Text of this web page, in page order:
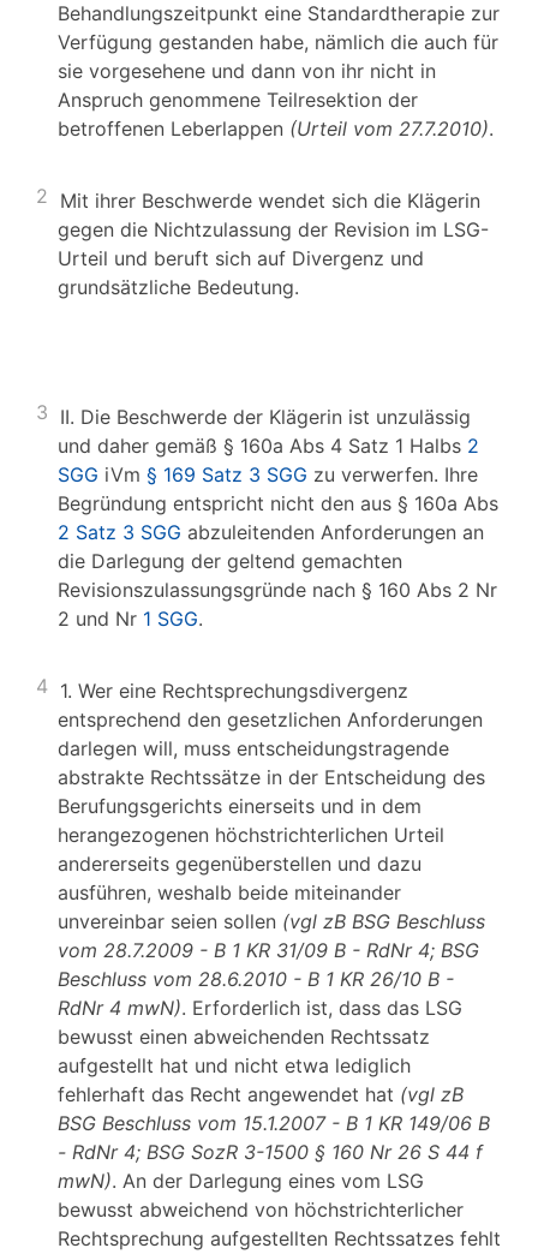
Behandlungszeitpunkt eine Standardtherapie zur
Verfügung gestanden habe, nämlich die auch für
sie vorgesehene und dann von ihr nicht in
Anspruch genommene Teilresektion der
betroffenen Leberlappen (Urteil vom 27.7.2010).
2 Mit ihrer Beschwerde wendet sich die Klägerin
gegen die Nichtzulassung der Revision im LSG-
Urteil und beruft sich auf Divergenz und
grundsätzliche Bedeutung.
3 II. Die Beschwerde der Klägerin ist unzulässig
und daher gemäß § 160a Abs 4 Satz 1 Halbs 2
SGG iVm § 169 Satz 3 SGG zu verwerfen. Ihre
Begründung entspricht nicht den aus § 160a Abs
2 Satz 3 SGG abzuleitenden Anforderungen an
die Darlegung der geltend gemachten
Revisionszulassungsgründe nach § 160 Abs 2 Nr
2 und Nr 1 SGG.
4 1. Wer eine Rechtsprechungsdivergenz
entsprechend den gesetzlichen Anforderungen
darlegen will, muss entscheidungstragende
abstrakte Rechtssätze in der Entscheidung des
Berufungsgerichts einerseits und in dem
herangezogenen höchstrichterlichen Urteil
andererseits gegenüberstellen und dazu
ausführen, weshalb beide miteinander
unvereinbar seien sollen (vgl zB BSG Beschluss
vom 28.7.2009 - B 1 KR 31/09 B - RdNr 4; BSG
Beschluss vom 28.6.2010 - B 1 KR 26/10 B -
RdNr 4 mwN). Erforderlich ist, dass das LSG
bewusst einen abweichenden Rechtssatz
aufgestellt hat und nicht etwa lediglich
fehlerhaft das Recht angewendet hat (vgl zB
BSG Beschluss vom 15.1.2007 - B 1 KR 149/06 B
- RdNr 4; BSG SozR 3-1500 § 160 Nr 26 S 44 f
mwN). An der Darlegung eines vom LSG
bewusst abweichend von höchstrichterlicher
Rechtsprechung aufgestellten Rechtssatzes fehlt